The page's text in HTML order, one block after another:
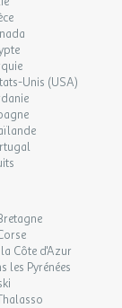
et août
Unis (USA)
Côte d'Azur
les Pyrénées